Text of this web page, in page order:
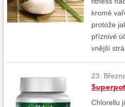
kromě
protože
příznivé
vnější
23.
Chlorellu